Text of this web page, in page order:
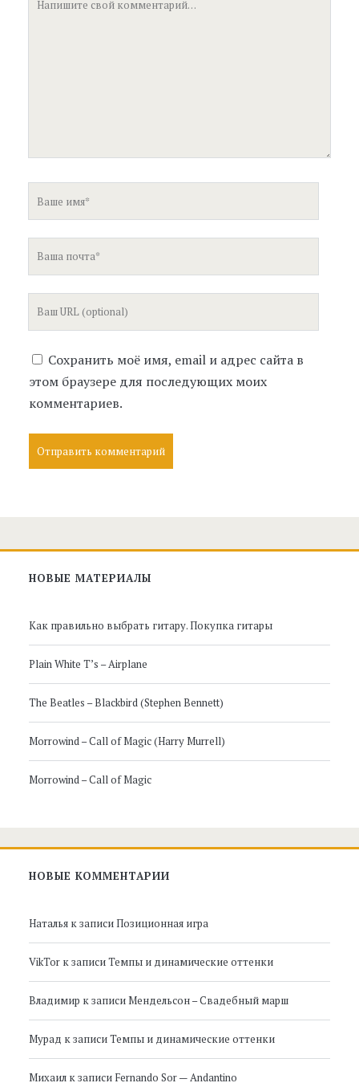
Ваша
Ваш
Сохранить моё имя, email и адрес сайта в
этом браузере для последующих моих
комментариев.
Главная
панель
НОВЫЕ МАТЕРИАЛЫ
Как правильно выбрать гитару. Покупка гитары
Plain White T’s – Airplane
The Beatles – Blackbird (Stephen Bennett)
Morrowind – Call of Magic (Harry Murrell)
Morrowind – Call of Magic
НОВЫЕ КОММЕНТАРИИ
Натальяк записиПозиционная игра
VikTorк записиТемпы и динамические оттенки
Владимир к записиМендельсон – Свадебный марш
Мурад к записиТемпы и динамические оттенки
Михаилк записи Fernando Sor — Andantino